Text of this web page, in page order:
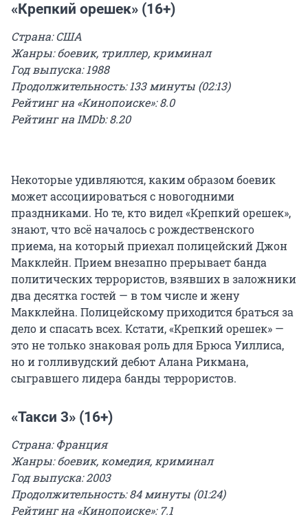
«Крепкий орешек» (16+)
Страна: США
Жанры: боевик, триллер, криминал
Год выпуска: 1988
Продолжительность: 133 минуты (02:13)
Рейтинг на «Кинопоиске»: 8.0
Рейтинг на IMDb: 8.20
Некоторые удивляются, каким образом боевик
может ассоциироваться с новогодними
праздниками. Но те, кто видел «Крепкий орешек»,
знают, что всё началось с рождественского
приема, на который приехал полицейский Джон
Макклейн. Прием внезапно прерывает банда
политических террористов, взявших в заложники
два десятка гостей — в том числе и жену
Макклейна. Полицейскому приходится браться за
дело и спасать всех. Кстати, «Крепкий орешек» —
это не только знаковая роль для Брюса Уиллиса,
но и голливудский дебют Алана Рикмана,
сыгравшего лидера банды террористов.
«Такси 3» (16+)
Страна: Франция
Жанры: боевик, комедия, криминал
Год выпуска: 2003
Продолжительность: 84 минуты (01:24)
Рейтинг на «Кинопоиске»: 7.1